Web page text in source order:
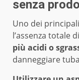
senza
Uno dei
l’assenza totale
più acidi o
danneggiare